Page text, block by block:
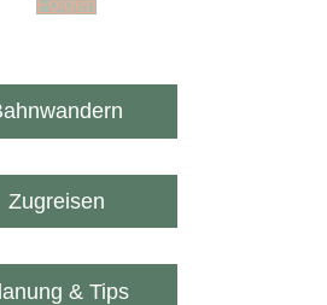
Folgen
Zugreisen
& Tips